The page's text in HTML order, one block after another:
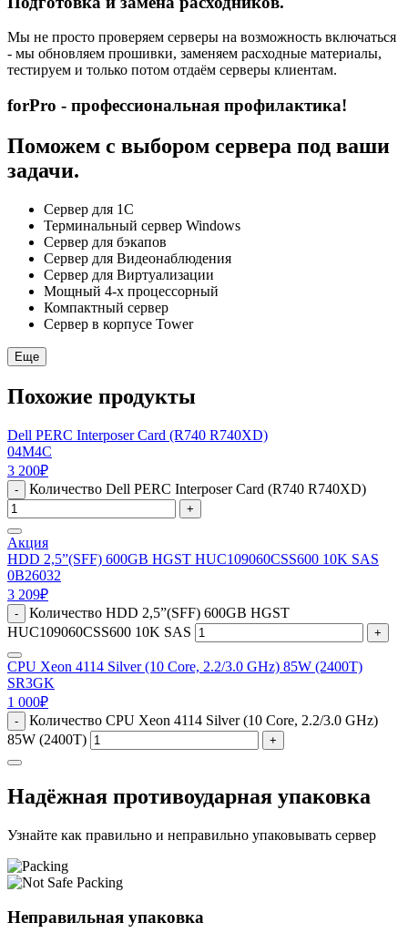
Мы не просто проверяем серверы на возможность включаться
- мы обновляем прошивки, заменяем расходные материалы,
тестируем и только потом отдаём серверы клиентам.
forPro - профессиональная профилактика!
Поможем с выбором сервера под ваши
задачи.
Сервер для 1С
Терминальный сервер Windows
Сервер для бэкапов
Сервер для Видеонаблюдения
Сервер для Виртуализации
Мощный 4-х процессорный
Компактный сервер
Сервер в корпусе Tower
Еще
Похожие продукты
Dell PERC Interposer Card (R740 R740XD)
04M4C
3 200₽
- Количество Dell PERC Interposer Card (R740 R740XD)
+
Акция
HDD 2,5”(SFF) 600GB HGST HUC109060CSS600 10K SAS
0B26032
3 209₽
-
Количество HDD 2,5”(SFF) 600GB HGST
HUC109060CSS600 10K SAS
+
CPU Xeon 4114 Silver (10 Core, 2.2/3.0 GHz) 85W (2400T)
SR3GK
1 000₽
-
Количество CPU Xeon 4114 Silver (10 Core, 2.2/3.0 GHz)
85W (2400T)
+
Надёжная противоударная упаковка
Узнайте как правильно и неправильно упаковывать сервер
Неправильная упаковка